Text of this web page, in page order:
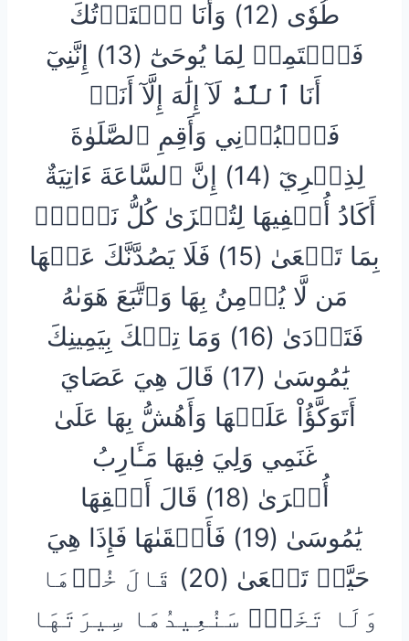
طُوٗى (12) وَأَنَا ٱخۡتَرۡتُكَ
فَٱسۡتَمِعۡ لِمَا يُوحَىٰٓ (13) إِنَّنِيٓ
أَنَا ٱللَّهُ لَآ إِلَٰهَ إِلَّآ أَنَا۠
فَٱعۡبُدۡنِي وَأَقِمِ ٱلصَّلَوٰةَ
لِذِكۡرِيٓ (14) إِنَّ ٱلسَّاعَةَ ءَاتِيَةٌ
أَكَادُ أُخۡفِيهَا لِتُجۡزَىٰ كُلُّ نَفۡسِۭ
بِمَا تَسۡعَىٰ (15) فَلَا يَصُدَّنَّكَ عَنۡهَا
مَن لَّا يُؤۡمِنُ بِهَا وَٱتَّبَعَ هَوَىٰهُ
فَتَرۡدَىٰ (16) وَمَا تِلۡكَ بِيَمِينِكَ
يَٰمُوسَىٰ (17) قَالَ هِيَ عَصَايَ
أَتَوَكَّؤُاْ عَلَيۡهَا وَأَهُشُّ بِهَا عَلَىٰ
غَنَمِي وَلِيَ فِيهَا مَـَٔارِبُ
أُخۡرَىٰ (18) قَالَ أَلۡقِهَا
يَٰمُوسَىٰ (19) فَأَلۡقَىٰهَا فَإِذَا هِيَ
حَيَّةٞ تَسۡعَىٰ (20) قَالَ خُذۡهَا
وَلَا تَخَفۡۖ سَنُعِيدُهَا سِيرَتَهَا